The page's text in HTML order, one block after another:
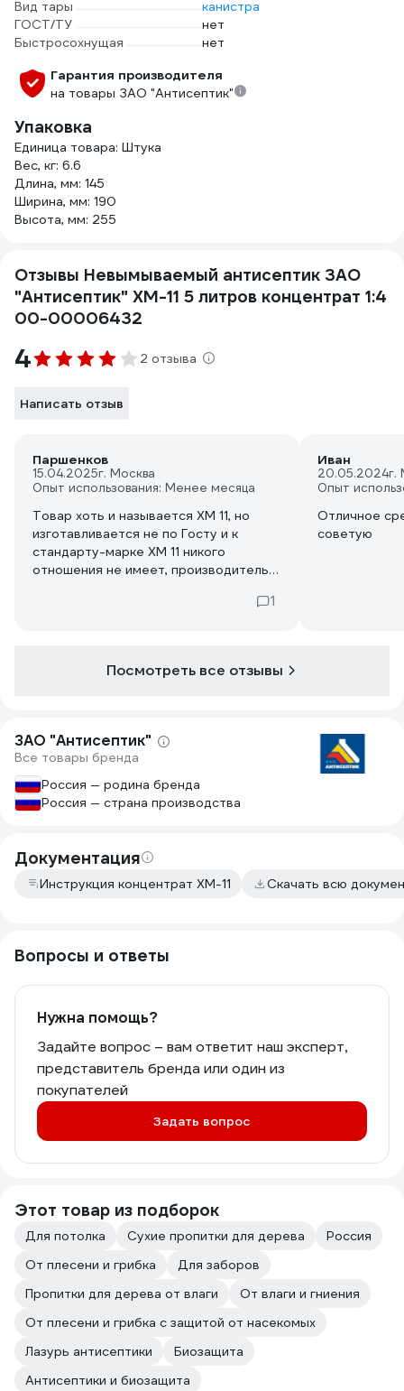
Вид тары
канистра
ГОСТ/ТУ
нет
Быстросохнущая
нет
Гарантия производителя
на товары ЗАО "Антисептик"
Упаковка
Единица товара: Штука
Вес, кг: 6.6
Длина, мм: 145
Ширина, мм: 190
Высота, мм: 255
Отзывы Невымываемый антисептик ЗАО
"Антисептик" ХМ-11 5 литров концентрат 1:4
00-00006432
4 2 отзыва
Написать отзыв
Паршенков
15.04.2025г. Москва
Опыт использования: Менее месяца
Товар хоть и называется ХМ 11, но
изготавливается не по Госту и к
стандарту-марке ХМ 11 никого
отношения не имеет, производитель
1
Иван
20.05.2024г.
Опыт
Отличное
советую
Посмотреть все отзывы
ЗАО "Антисептик"
Все товары бренда
Россия — родина бренда
Россия — страна производства
Документация
Инструкция концентрат ХМ-11 Скачать всю
Вопросы и ответы
Нужна помощь?
Задайте вопрос – вам ответит наш эксперт,
представитель бренда или один из
покупателей
Задать вопрос
Этот товар из подборок
Для потолка Сухие пропитки для дерева
Россия
От плесени и грибка
Для заборов
Пропитки для дерева от влаги
От влаги и гниения
От плесени и грибка с защитой от насекомых
Лазурь антисептики
Биозащита
Антисептики и биозащита